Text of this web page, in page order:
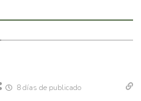
8 días de publicado